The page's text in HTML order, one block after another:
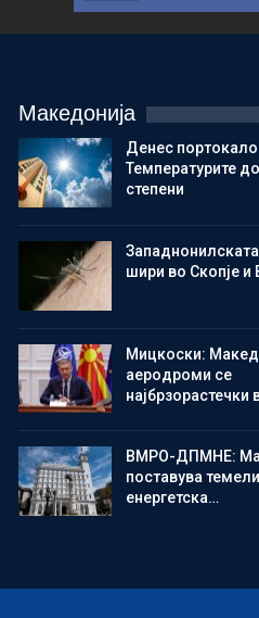
Македонија
Денес
Температурите
степени
шири во Скопје и
Мицкоски:
аеродроми се
најбрзорастечки
ВМРО-ДПМНЕ:
поставува
енергетска…